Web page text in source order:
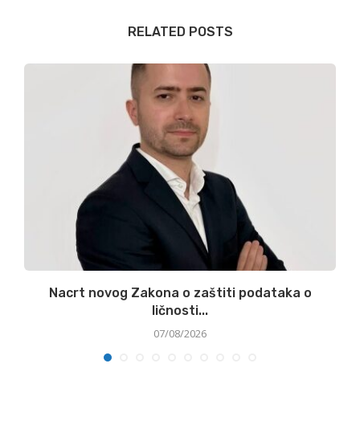
RELATED POSTS
Nacrt novog Zakona o zaštiti podataka o
ličnosti...
07/08/2026